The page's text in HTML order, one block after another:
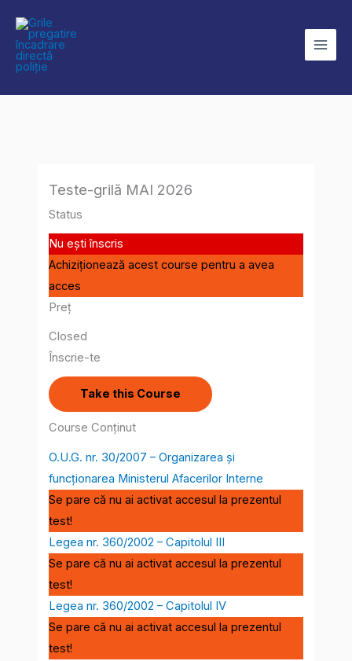
content
Teste-grilă MAI 2026
Status
Nu ești înscris
Achiziționează acest course pentru a avea
acces
Preț
Closed
Înscrie-te
Take this Course
Course Conținut
O.U.G. nr. 30/2007 – Organizarea și
funcționarea Ministerul Afacerilor Interne
Se pare că nu ai activat accesul la prezentul
test!
Legea nr. 360/2002 – Capitolul III
Se pare că nu ai activat accesul la prezentul
test!
Legea nr. 360/2002 – Capitolul IV
Se pare că nu ai activat accesul la prezentul
test!